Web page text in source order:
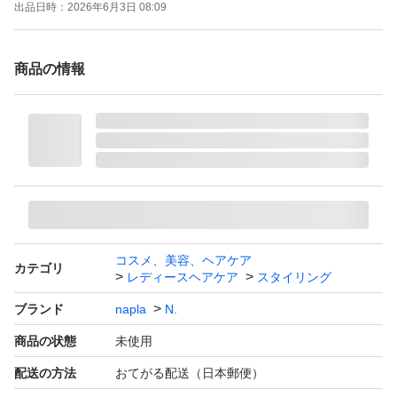
出品日時： 2026年6月3日 08:09
商品の情報
カテゴリ
コスメ、美容、ヘアケア
レディースヘアケア
スタイリング
ブランド napla N.
商品の状態 未使用
配送の方法 おてがる配送（日本郵便）